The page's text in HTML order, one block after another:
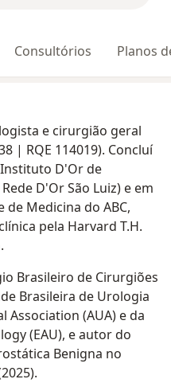
Consultórios Planos
e cirurgião geral
| RQE 114019). Concluí
D'Or de
D'Or São Luiz) e em
de Medicina do ABC,
pela Harvard T.H.
Brasileiro de Cirurgiões
Brasileira de Urologia
Association (AUA) e da
(EAU), e autor do
Benigna no